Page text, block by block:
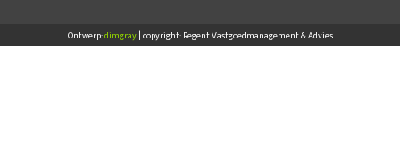
Ontwerp:dimgray| copyright: Regent Vastgoedmanagement & Advies